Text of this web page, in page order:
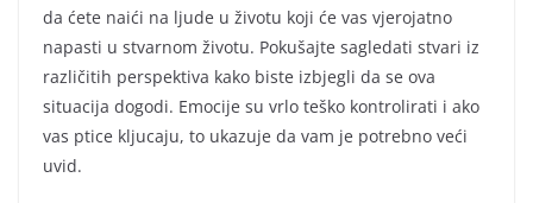
da ćete naići na ljude u životu koji će vas vjerojatno
napasti u stvarnom životu. Pokušajte sagledati stvari iz
različitih perspektiva kako biste izbjegli da se ova
situacija dogodi. Emocije su vrlo teško kontrolirati i ako
vas ptice kljucaju, to ukazuje da vam je potrebno veći
uvid.